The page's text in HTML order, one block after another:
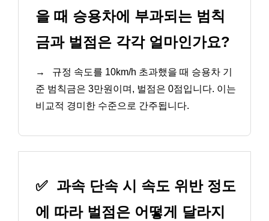
을 때 승용차에 부과되는 범칙
금과 벌점은 각각 얼마인가요?
→
규정 속도를 10km/h 초과했을 때 승용차 기
준 범칙금은 3만원이며, 벌점은 0점입니다. 이는
비교적 경미한 수준으로 간주됩니다.
✅ 과속 단속 시 속도 위반 정도
에 따라 벌점은 어떻게 달라지